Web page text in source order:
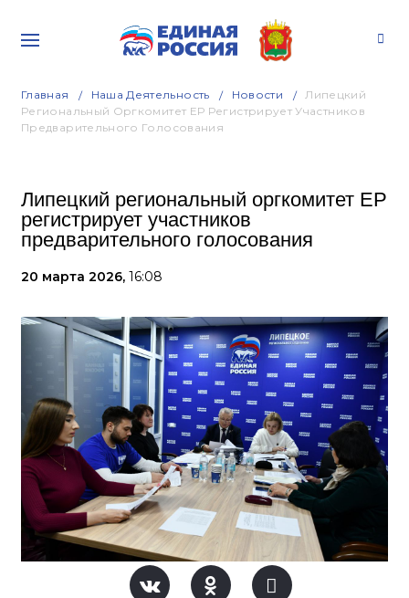
Главная Наша Деятельность Новости
Липецкий
Региональный Оргкомитет ЕР Регистрирует Участников
Предварительного Голосования
Липецкий региональный оргкомитет ЕР
регистрирует участников
предварительного голосования
20 марта 2026, 16:08